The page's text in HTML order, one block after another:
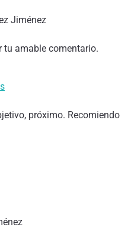
Jiménez
tu amable comentario.
próximo. Recomiendo